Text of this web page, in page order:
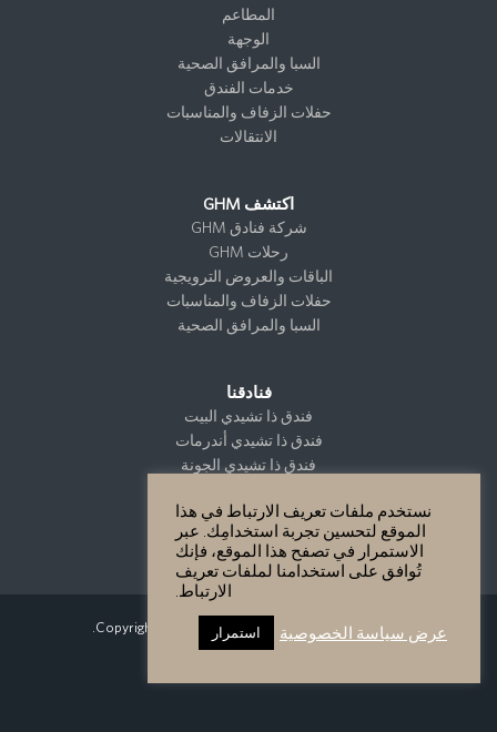
المطاعم
الوجهة
السبا والمرافق الصحية
خدمات الفندق
حفلات الزفاف والمناسبات
الانتقالات
اكتشف GHM
شركة فنادق GHM
رحلات GHM
الباقات والعروض الترويجية
حفلات الزفاف والمناسبات
السبا والمرافق الصحية
فنادقنا
فندق ذا تشيدي البيت
فندق ذا تشيدي أندرمات
فندق ذا تشيدي الجونة
فندق ذا تشيدي مسقط
فندق ذا تشيدي لوستيكا باي
Copyright GHM Hotels 2026 - All Rights Reserved.
نستخدم ملفات تعريف الارتباط في هذا
الموقع لتحسين تجربة استخدامِك. عبر
الاستمرار في تصفح هذا الموقع، فإنك
تُوافق على استخدامنا لملفات تعريف
الارتباط.
عرض سياسة الخصوصية استمرار